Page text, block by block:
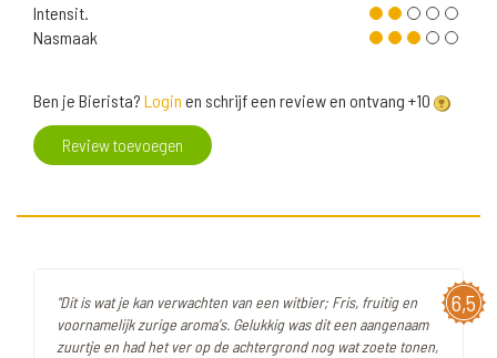
Intensit.
Nasmaak
Ben je Bierista? Login en schrijf een review en ontvang +10
Review toevoegen
6,5
"Dit is wat je kan verwachten van een witbier; Fris, fruitig en
voornamelijk zurige aroma's. Gelukkig was dit een aangenaam
zuurtje en had het ver op de achtergrond nog wat zoete tonen,